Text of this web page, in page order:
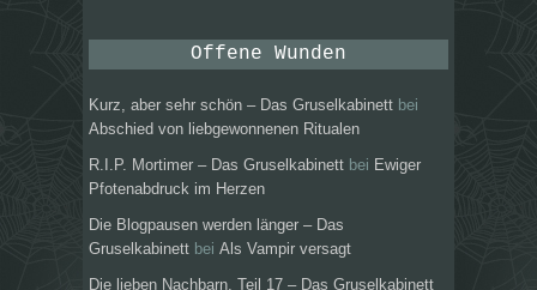
Offene Wunden
Kurz, aber sehr schön – Das Gruselkabinett bei
Abschied von liebgewonnenen Ritualen
R.I.P. Mortimer – Das Gruselkabinett bei Ewiger
Pfotenabdruck im Herzen
Die Blogpausen werden länger – Das
Gruselkabinett bei Als Vampir versagt
Die lieben Nachbarn, Teil 17 – Das Gruselkabinett